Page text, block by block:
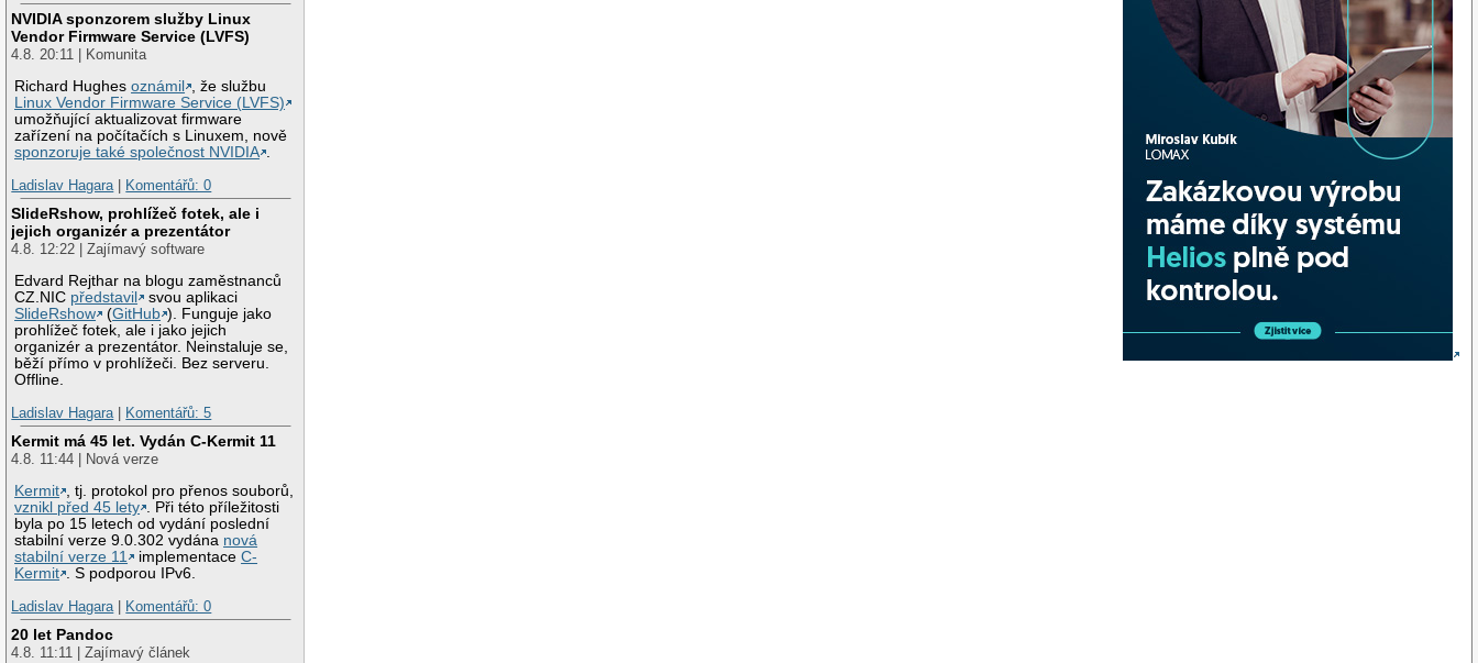
NVIDIA sponzorem služby Linux
Vendor Firmware Service (LVFS)
4.8. 20:11 | Komunita
Richard Hughesoznámil
, že službu
Linux Vendor Firmware Service (LVFS)
umožňující aktualizovat firmware
zařízení na počítačích s Linuxem, nově
sponzoruje také společnost NVIDIA .
Ladislav Hagara | Komentářů: 0
SlideRshow, prohlížeč fotek, ale i
jejich organizér a prezentátor
4.8. 12:22 | Zajímavý software
Edvard Rejthar na blogu zaměstnanců
CZ.NIC představil
svou aplikaci
SlideRshow
(GitHub ). Funguje jako
prohlížeč fotek, ale i jako jejich
organizér a prezentátor. Neinstaluje se,
běží přímo v prohlížeči. Bez serveru.
Offline.
Ladislav Hagara | Komentářů: 5
Kermit má 45 let. Vydán C-Kermit 11
4.8. 11:44 | Nová verze
Kermit , tj. protokol pro přenos souborů,
vznikl před 45 lety . Při této příležitosti
byla po 15 letech od vydání poslední
stabilní verze 9.0.302 vydána nová
stabilní verze 11
implementaceC-
Kermit . S podporou IPv6.
Ladislav Hagara | Komentářů: 0
20 let Pandoc
4.8. 11:11 | Zajímavý článek